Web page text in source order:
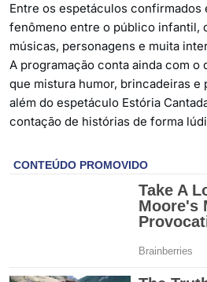
Entre os espetáculos confirmados
fenômeno entre o público infantil,
músicas, personagens e muita
A programação conta ainda com o
que mistura humor, brincadeiras e
além do espetáculo Estória
contação de histórias de forma